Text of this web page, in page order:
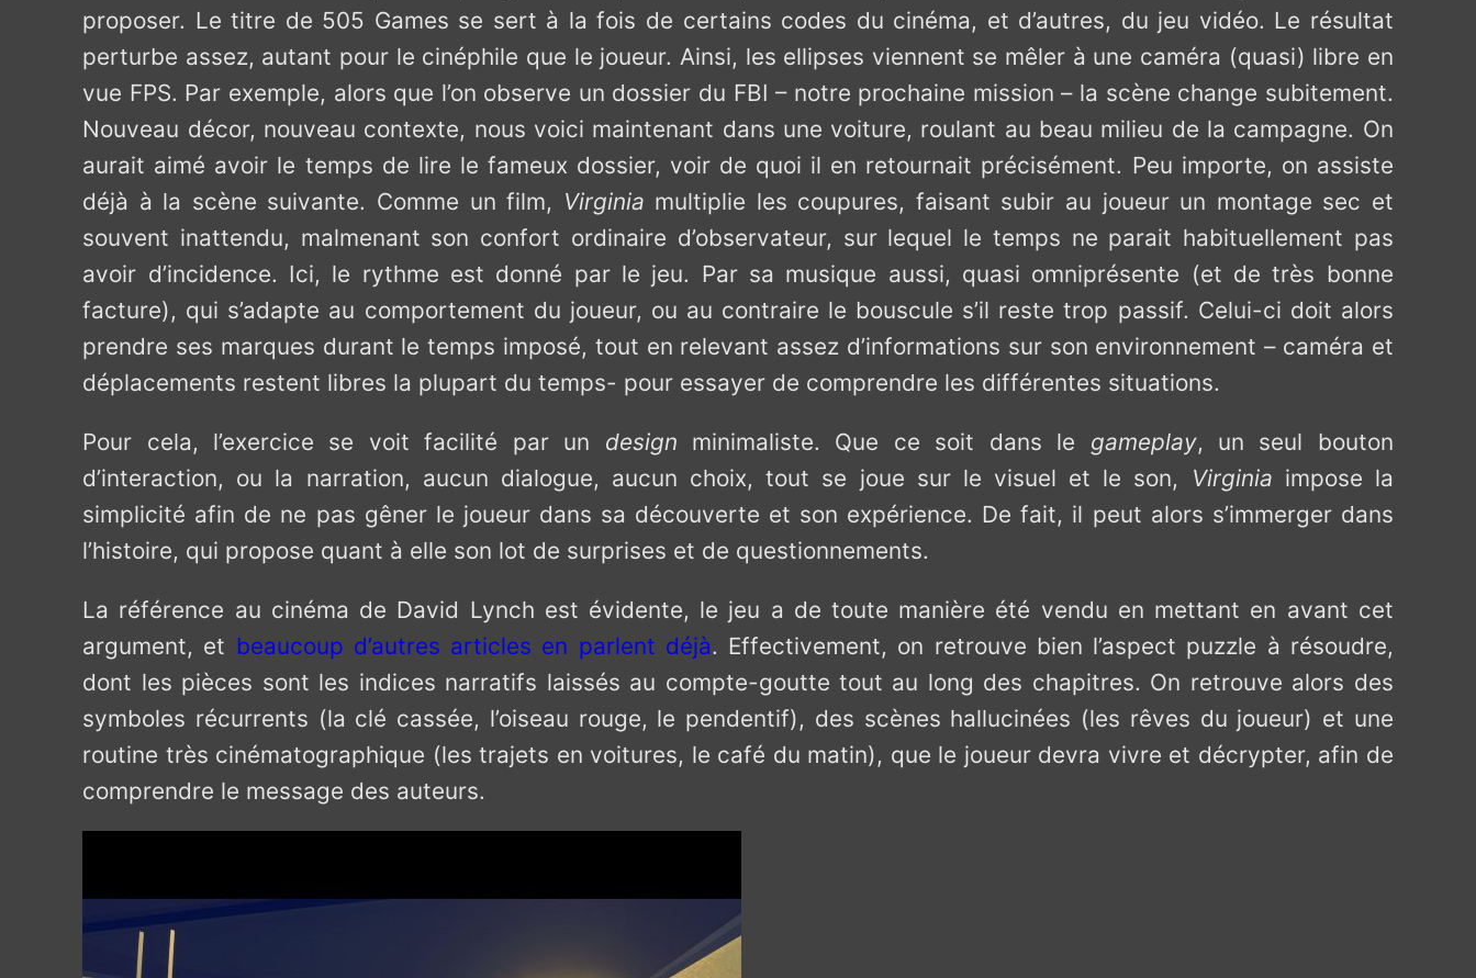
proposer. Le titre de 505 Games se sert à la fois de certains codes du cinéma, et d’autres, du jeu vidéo. Le résultat
perturbe assez, autant pour le cinéphile que le joueur. Ainsi, les ellipses viennent se mêler à une caméra (quasi) libre en
vue FPS. Par exemple, alors que l’on observe un dossier du FBI – notre prochaine mission – la scène change subitement.
Nouveau décor, nouveau contexte, nous voici maintenant dans une voiture, roulant au beau milieu de la campagne. On
aurait aimé avoir le temps de lire le fameux dossier, voir de quoi il en retournait précisément. Peu importe, on assiste
déjà à la scène suivante. Comme un film, Virginia multiplie les coupures, faisant subir au joueur un montage sec et
souvent inattendu, malmenant son confort ordinaire d’observateur, sur lequel le temps ne parait habituellement pas
avoir d’incidence. Ici, le rythme est donné par le jeu. Par sa musique aussi, quasi omniprésente (et de très bonne
facture), qui s’adapte au comportement du joueur, ou au contraire le bouscule s’il reste trop passif. Celui-ci doit alors
prendre ses marques durant le temps imposé, tout en relevant assez d’informations sur son environnement – caméra et
déplacements restent libres la plupart du temps- pour essayer de comprendre les différentes situations.
Pour cela, l’exercice se voit facilité par un design minimaliste. Que ce soit dans le gameplay, un seul bouton
d’interaction, ou la narration, aucun dialogue, aucun choix, tout se joue sur le visuel et le son, Virginia impose la
simplicité afin de ne pas gêner le joueur dans sa découverte et son expérience. De fait, il peut alors s’immerger dans
l’histoire, qui propose quant à elle son lot de surprises et de questionnements.
La référence au cinéma de David Lynch est évidente, le jeu a de toute manière été vendu en mettant en avant cet
argument, et beaucoup d’autres articles en parlent déjà. Effectivement, on retrouve bien l’aspect puzzle à résoudre,
dont les pièces sont les indices narratifs laissés au compte-goutte tout au long des chapitres. On retrouve alors des
symboles récurrents (la clé cassée, l’oiseau rouge, le pendentif), des scènes hallucinées (les rêves du joueur) et une
routine très cinématographique (les trajets en voitures, le café du matin), que le joueur devra vivre et décrypter, afin de
comprendre le message des auteurs.